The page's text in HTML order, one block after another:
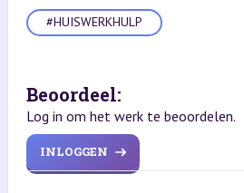
#HUISWERKHULP
Beoordeel:
Log in om het werk te beoordelen.
INLOGGEN